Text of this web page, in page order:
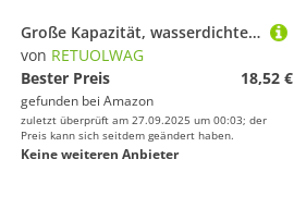
Große Kapazität, wasserdichter Turnbeutel mit separatem Schuhfach und trockener Nassaufbewahrung für Reisen, Fitness, Training, wasserdichter Nylon-Turnbeutel für Sport und Outdoor, violett, Mass
von RETUOLWAG
Bester Preis
18,52 €
gefunden bei Amazon
zuletzt überprüft am 27.09.2025 um 00:03; der
Preis kann sich seitdem geändert haben.
Keine weiteren Anbieter